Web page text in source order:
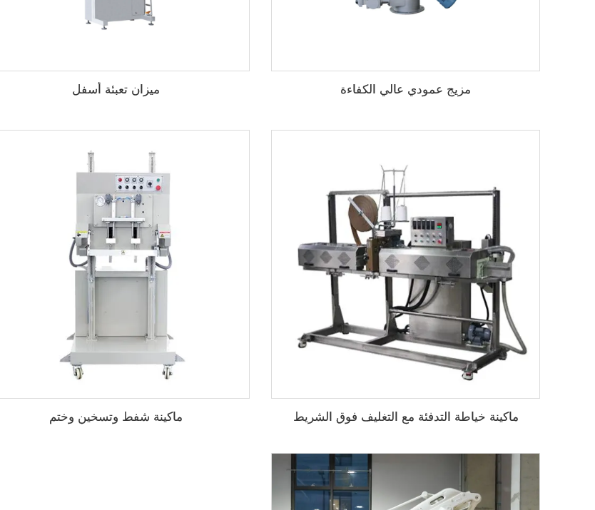
مزيج عمودي عالي الكفاءة ميزان تعبئة أسفل
ماكينة خياطة التدفئة مع التغليف فوق الشريط ماكينة شفط وتسخين وختم